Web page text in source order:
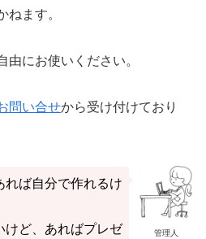
ねます。
由にお使いください。
問い合せから受け付けており
管理人
れば自分で作れるけ
けど、あればプレゼ